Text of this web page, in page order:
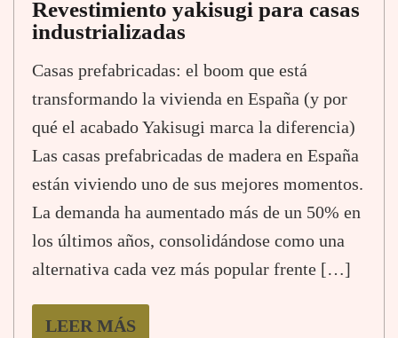
Revestimiento yakisugi para casas
industrializadas
Casas prefabricadas: el boom que está
transformando la vivienda en España (y por
qué el acabado Yakisugi marca la diferencia)
Las casas prefabricadas de madera en España
están viviendo uno de sus mejores momentos.
La demanda ha aumentado más de un 50% en
los últimos años, consolidándose como una
alternativa cada vez más popular frente […]
LEER MÁS